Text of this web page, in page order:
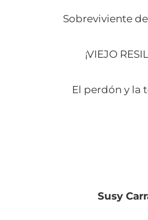
Sobreviviente
¡VIEJO
El perdón y la
Susy